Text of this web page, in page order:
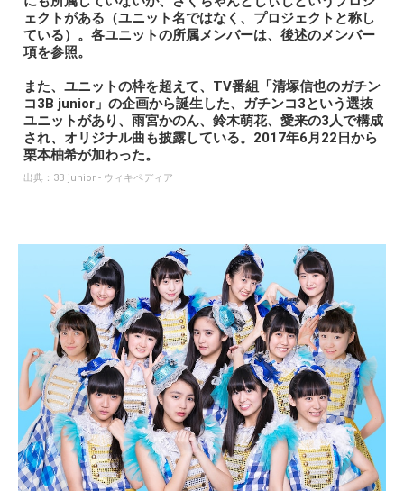
ェクトがある（ユニット名ではなく、プロジェクトと称し
ている）。各ユニットの所属メンバーは、後述のメンバー
項を参照。
また、ユニットの枠を超えて、TV番組「清塚信也のガチン
コ3B junior」の企画から誕生した、ガチンコ3という選抜
ユニットがあり、雨宮かのん、鈴木萌花、愛来の3人で構成
され、オリジナル曲も披露している。2017年6月22日から
栗本柚希が加わった。
出典： 3B junior - ウィキペディア